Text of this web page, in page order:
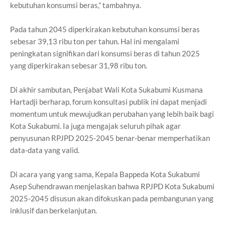
kebutuhan konsumsi beras,” tambahnya.
Pada tahun 2045 diperkirakan kebutuhan konsumsi beras
sebesar 39,13 ribu ton per tahun. Hal ini mengalami
peningkatan signifikan dari konsumsi beras di tahun 2025
yang diperkirakan sebesar 31,98 ribu ton.
Di akhir sambutan, Penjabat Wali Kota Sukabumi Kusmana
Hartadji berharap, forum konsultasi publik ini dapat menjadi
momentum untuk mewujudkan perubahan yang lebih baik bagi
Kota Sukabumi. Ia juga mengajak seluruh pihak agar
penyusunan RPJPD 2025-2045 benar-benar memperhatikan
data-data yang valid.
Di acara yang yang sama, Kepala Bappeda Kota Sukabumi
Asep Suhendrawan menjelaskan bahwa RPJPD Kota Sukabumi
2025-2045 disusun akan difokuskan pada pembangunan yang
inklusif dan berkelanjutan.